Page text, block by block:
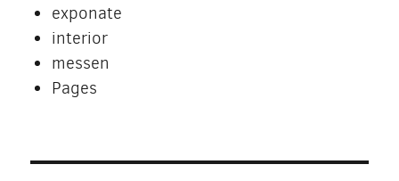
exponate
interior
messen
Pages